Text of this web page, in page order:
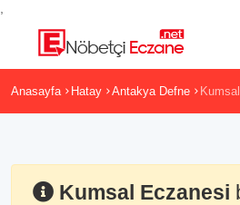
Anasayfa Hatay Antakya Defne
Kumsal Eczanesi